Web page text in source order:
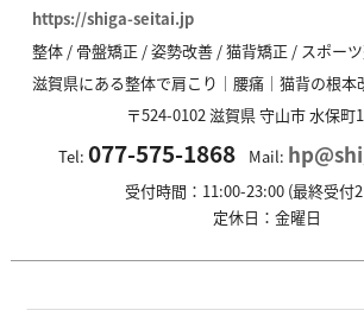
https://shiga-seitai.jp
整体 / 骨盤矯正 / 姿勢改善 / 猫背矯正 / スポー
滋賀県にある整体で肩こり｜腰痛｜猫背の根本
〒524-0102滋賀県守山市水保町
Tel:077-575-1868 Mail:
受付時間：11:00-23:00 (最終受付
定休日：金曜日